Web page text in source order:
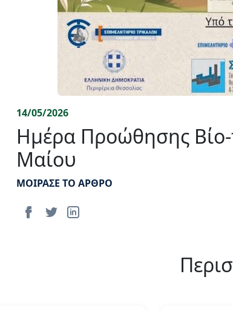
14/05/2026
Ημέρα Προώθησης
Μαίου
ΜΟΙΡΑΣΕ ΤΟ ΑΡΘΡΟ